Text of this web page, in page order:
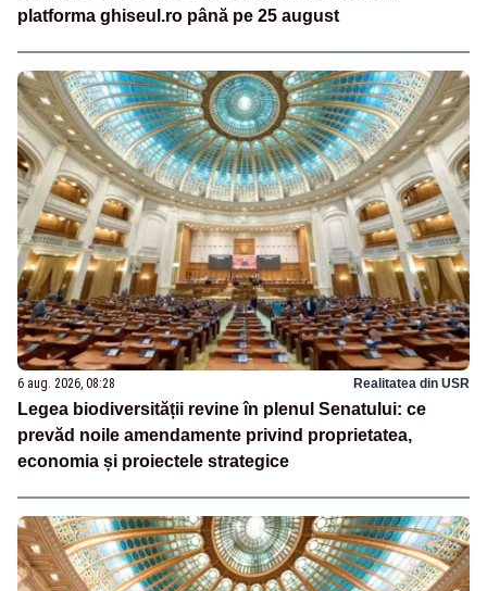
platforma ghiseul.ro până pe 25 august
6 aug. 2026, 08:28 Realitatea din USR
Legea biodiversității revine în plenul Senatului: ce
prevăd noile amendamente privind proprietatea,
economia și proiectele strategice